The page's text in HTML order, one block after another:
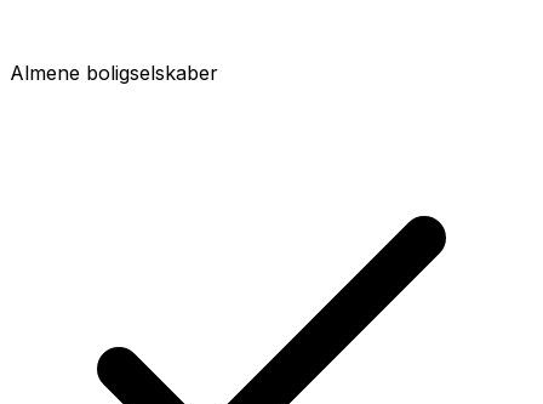
Almene boligselskaber